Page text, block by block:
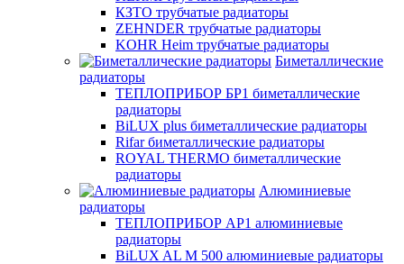
КЗТО трубчатые радиаторы
ZEHNDER трубчатые радиаторы
KOHR Heim трубчатые радиаторы
Биметаллические
радиаторы
ТЕПЛОПРИБОР БР1 биметаллические
радиаторы
BiLUX plus биметаллические радиаторы
Rifar биметаллические радиаторы
ROYAL THERMO биметаллические
радиаторы
Алюминиевые
радиаторы
ТЕПЛОПРИБОР АР1 алюминиевые
радиаторы
BiLUX AL M 500 алюминиевые радиаторы